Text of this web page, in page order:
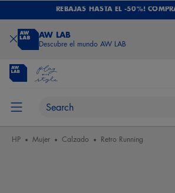
REBAJAS HASTA EL -50%!
AW LAB
Descubre el mundo AW LAB
HP Mujer Calzado Retro Running